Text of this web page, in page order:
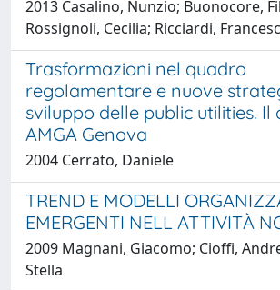
2013 Casalino, Nunzio; Buonocore,
Rossignoli, Cecilia; Ricciardi,
Trasformazioni nel quadro
regolamentare e nuove
sviluppo delle public utilities. Il
AMGA Genova
2004 Cerrato, Daniele
TREND E MODELLI
EMERGENTI NELL ATTIVITÀ
2009 Magnani, Giacomo; Cioffi,
Stella